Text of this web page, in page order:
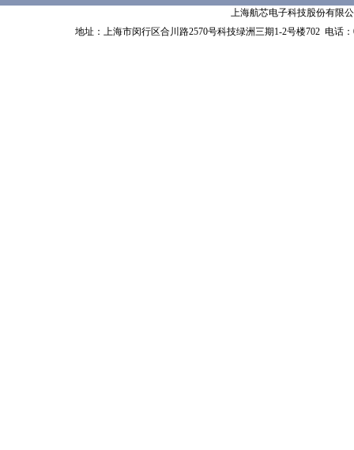
上海航芯电子科技股份有限公
地址：上海市闵行区合川路2570号科技绿洲三期1-2号楼702 电话